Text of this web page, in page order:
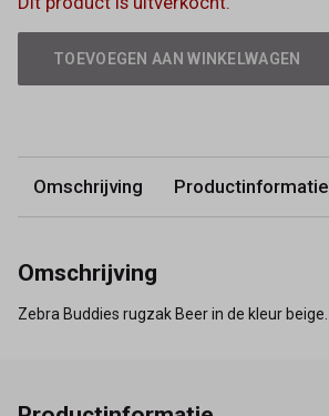
TOEVOEGEN AAN WINKELWAGEN
Omschrijving Productinformatie
Omschrijving
Zebra Buddies rugzak Beer in de kleur beige.